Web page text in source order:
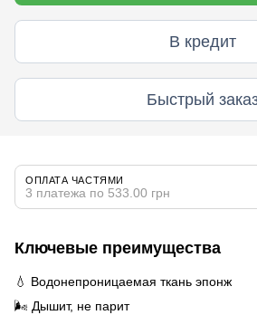
В кредит
Быстрый
ОПЛАТА ЧАСТЯМИ
3 платежа по 533.00 грн
Ключевые преимущества
💧 Водонепроницаемая ткань эпонж
🌬️ Дышит, не парит